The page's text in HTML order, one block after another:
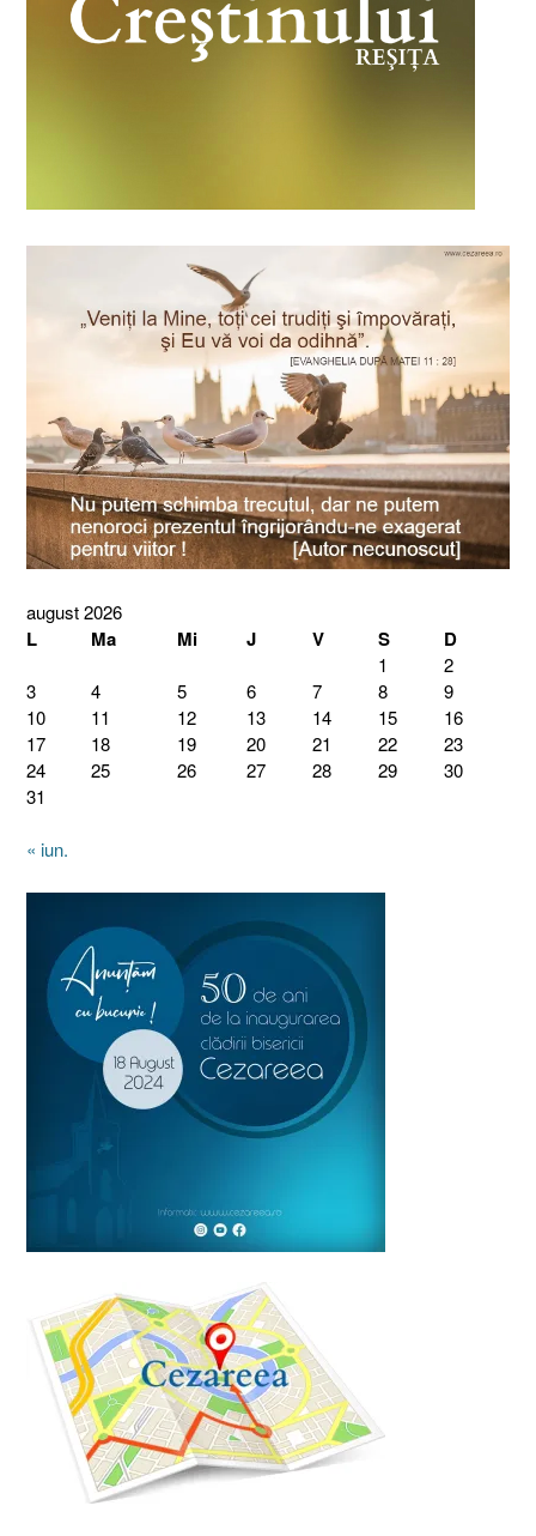
august 2026
L Ma Mi J V S D
1
2
3
4 5 6 7 8
9
10
11 12 13 14 15
16
17
18 19 20 21 22
23
24
25 26 27 28 29
30
31
« iun.